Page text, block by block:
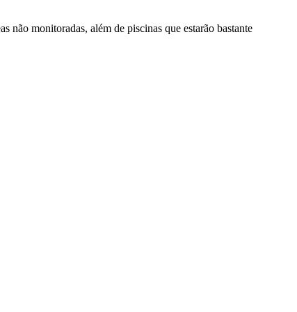
não monitoradas, além de piscinas que estarão bastante